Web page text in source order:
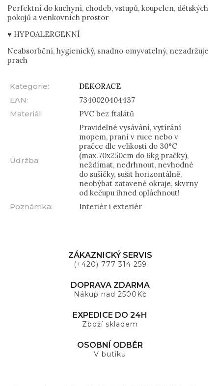
Perfektní do kuchyní, chodeb, vstupů, koupelen, dětských
pokojů a venkovních prostor
♥ HYPOALERGENNÍ
Neabsorbční, hygienický, snadno omyvatelný, nezadržuje
prach
Kategorie:
DEKORACE
EAN:
7340020404437
Materiál: PVC bez ftalátů
Údržba:
Pravidelné vysávání, vytírání
mopem, praní v ruce nebo v
pračce dle velikosti do 30°C
(max.70x250cm do 6kg pračky),
neždímat, nedrhnout, nevhodné
do sušičky, sušit horizontálně,
neohýbat zatavené okraje, skvrny
od kečupu ihned opláchnout!
Poznámka: Interiér i exteriér
ZÁKAZNICKÝ SERVIS
(+420) 777 314 259
DOPRAVA ZDARMA
Nákup nad 2500Kč
EXPEDICE DO 24H
Zboží skladem
OSOBNÍ ODBĚR
V butiku